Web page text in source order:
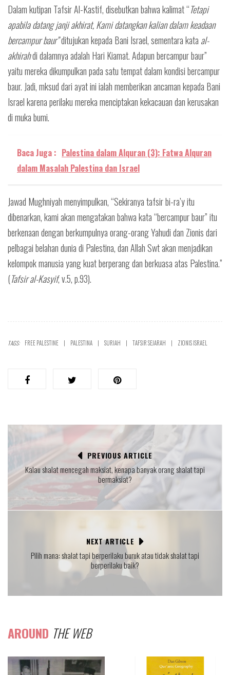
Dalam kutipan Tafsir Al-Kastif, disebutkan bahwa kalimat “Tetapi
apabila datang janji akhirat, Kami datangkan kalian dalam keadaan
bercampur baur”ditujukan kepada Bani Israel, sementara kata al-
akhirahdi dalamnya adalah Hari Kiamat. Adapun bercampur baur”
yaitu mereka dikumpulkan pada satu tempat dalam kondisi bercampur
baur. Jadi, mksud dari ayat ini ialah memberikan ancaman kepada Bani
Israel karena perilaku mereka menciptakan kekacauan dan kerusakan
di muka bumi.
Baca Juga : Palestina dalam Alquran (3): Fatwa Alquran
dalam Masalah Palestina dan Israel
Jawad Mughniyah menyimpulkan, “Sekiranya tafsir bi-ra’y itu
dibenarkan, kami akan mengatakan bahwa kata “bercampur baur” itu
berkenaan dengan berkumpulnya orang-orang Yahudi dan Zionis dari
pelbagai belahan dunia di Palestina, dan Allah Swt akan menjadikan
kelompok manusia yang kuat berperang dan berkuasa atas Palestina.”
(Tafsir al-Kasyif, v.5, p.93).
TAGS: FREE PALESTINE PALESTINA SURIAH TAFSIR SEJARAH ZIONIS ISRAEL
PREVIOUS ARTICLE
Kalau shalat mencegah maksiat, kenapa banyak orang shalat tapi
bermaksiat?
NEXT ARTICLE
Pilih mana: shalat tapi berperilaku buruk atau tidak shalat tapi
berperilaku baik?
AROUND THE WEB